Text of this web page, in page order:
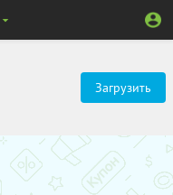
Загрузить